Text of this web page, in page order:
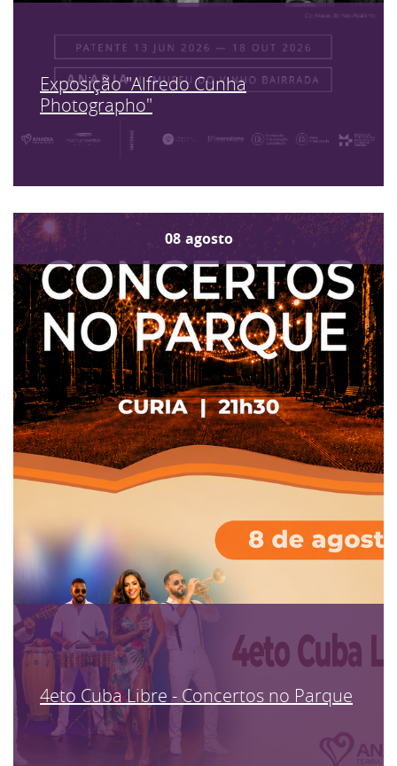
Exposição "Alfredo Cunha
Photographo"
08 agosto
4eto Cuba Libre - Concertos no Parque